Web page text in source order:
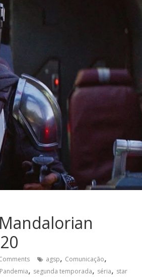
agsp, Comunicação,
Pandemia, segunda temporada, séria, star